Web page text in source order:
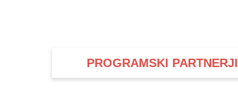
PROGRAMSKI PARTNERJI